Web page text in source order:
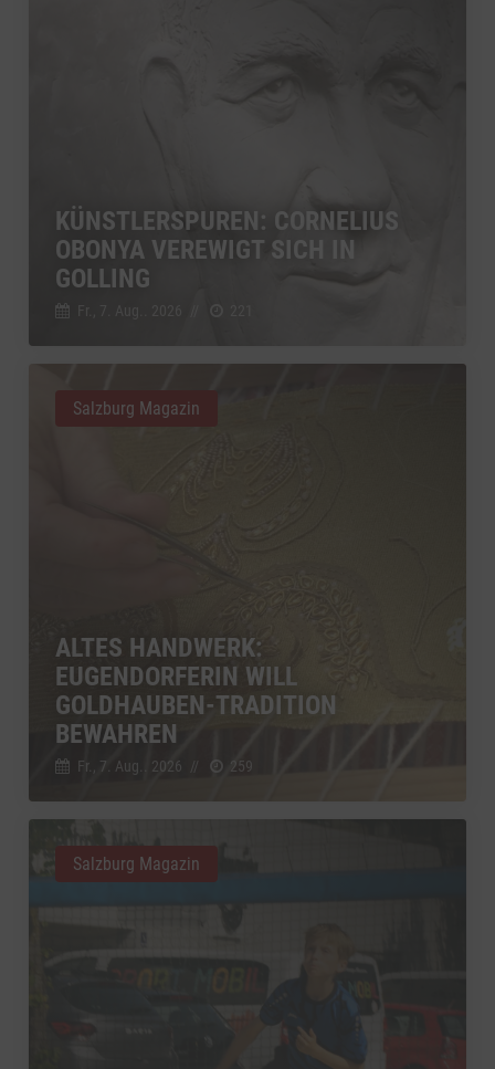
KÜNSTLERSPUREN: CORNELIUS
OBONYA VEREWIGT SICH IN
GOLLING
Fr., 7. Aug.. 2026
ALTES HANDWERK:
EUGENDORFERIN WILL
GOLDHAUBEN-TRADITION
BEWAHREN
Fr., 7. Aug.. 2026 // 259
Salzburg Magazin
Salzburg Magazin